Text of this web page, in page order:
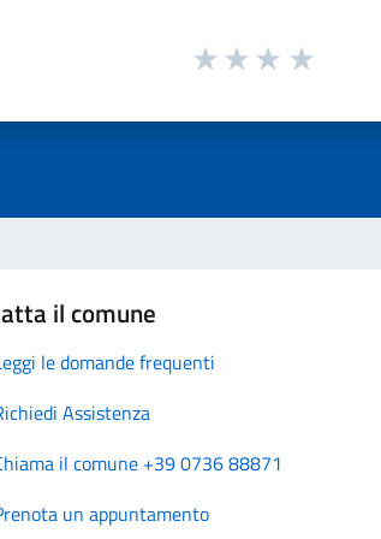
il comune
le domande frequenti
Assistenza
il comune +39 0736 88871
un appuntamento